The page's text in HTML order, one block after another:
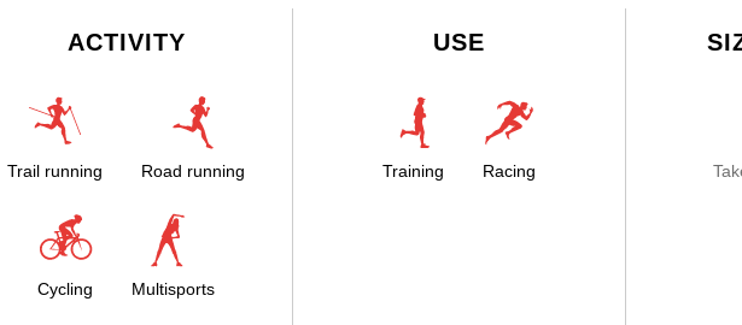
ACTIVITY
Trail running Road running
Cycling Multisports
USE
Training Racing